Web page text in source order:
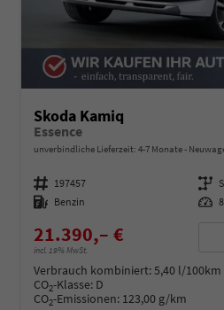
Skoda Kamiq
Essence
unverbindliche Lieferzeit: 4-7 Monate
Fahrzeugnummer 197457 Getriebe
Kraftstoff Benzin Leistung
21.390,– €
incl. 19% MwSt.
Verbrauch kombiniert:5,40 l/100km
CO2-Klasse: D
CO2-Emissionen: 123,00 g/km